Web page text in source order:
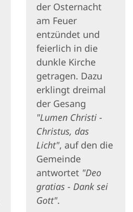
der Osternacht
am Feuer
entzündet und
feierlich in die
dunkle Kirche
getragen. Dazu
erklingt dreimal
der Gesang
"Lumen Christi -
Christus, das
Licht", auf den die
Gemeinde
antwortet "Deo
gratias - Dank sei
Gott".